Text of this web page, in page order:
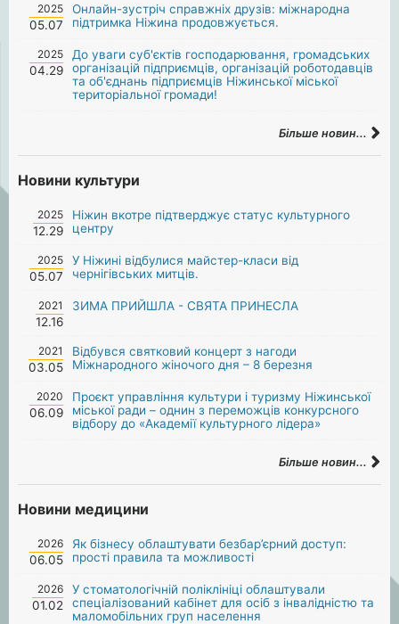
2025
05.07
Онлайн-зустріч справжніх друзів: міжнародна
підтримка Ніжина продовжується.
2025
04.29
До уваги суб'єктів господарювання, громадських
організацій підприємців, організацій роботодавців
та об'єднань підприємців Ніжинської міської
територіальної громади!
Більше новин...
Новини культури
2025
12.29
Ніжин вкотре підтверджує статус культурного
центру
2025
05.07
У Ніжині відбулися майстер-класи від
чернігівських митців.
2021
12.16
ЗИМА ПРИЙШЛА - СВЯТА ПРИНЕСЛА
2021
03.05
Відбувся святковий концерт з нагоди
Міжнародного жіночого дня – 8 березня
2020
06.09
Проєкт управління культури і туризму Ніжинської
міської ради – однин з переможців конкурсного
відбору до «Академії культурного лідера»
Більше новин...
Новини медицини
2026
06.05
Як бізнесу облаштувати безбар’єрний доступ:
прості правила та можливості
2026
01.02
У стоматологічній поліклініці облаштували
спеціалізований кабінет для осіб з інвалідністю та
маломобільних груп населення